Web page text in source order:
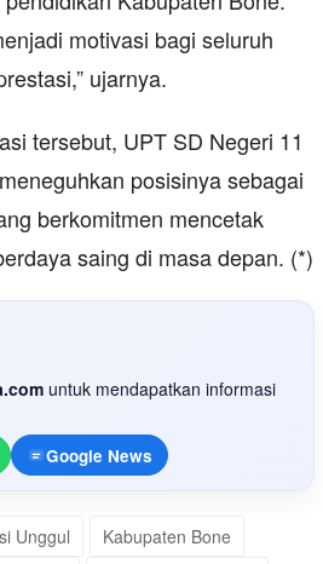
motivasi bagi seluruh
ujarnya.
tersebut, UPT SD Negeri 11
posisinya sebagai
berkomitmen mencetak
saing di masa depan. (*)
untuk mendapatkan informasi
Google News
Unggul
Kabupaten Bone